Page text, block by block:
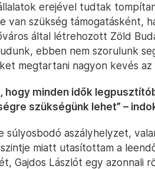
erejével tudtak
van szükség támogatásként,
által létrehozott Zöld
ebben nem szorulunk
megtartani nagyon kevés az
hogy minden idők
szükségünk lehet” –
súlyosbodó aszályhelyzet,
miatt utasítottam a
Gajdos Lászlót egy azonnali